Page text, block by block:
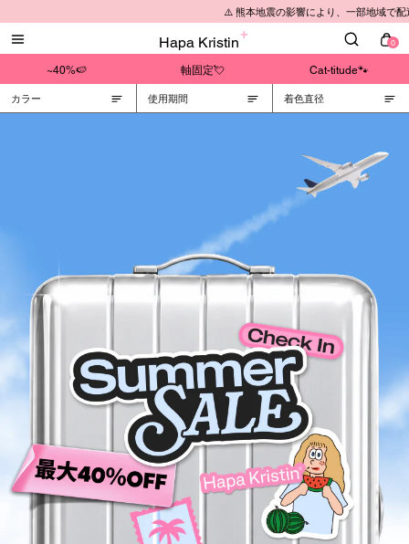
Hapa Kristin 0
~40%🍉 軸固定💘 Cat-titude🐾
⚠️ 熊本地震の影響により、一部地域で配
カラー 使用期間 着色直径